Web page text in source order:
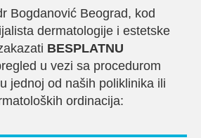
Bogdanović Beograd, kod
dermatologije i estetske
BESPLATNU
u vezi sa procedurom
jednoj od naših poliklinika ili
ordinacija: